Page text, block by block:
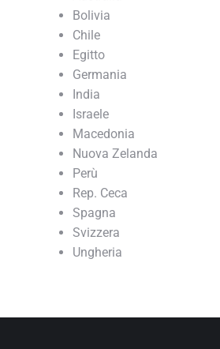
Bolivia
Chile
Egitto
Germania
India
Israele
Macedonia
Nuova Zelanda
Perù
Rep. Ceca
Spagna
Svizzera
Ungheria